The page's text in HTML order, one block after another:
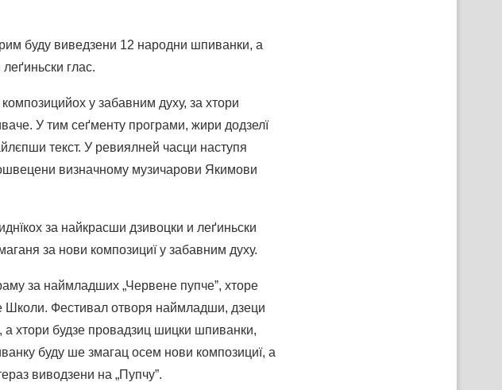
буду виведзени 12 народни шпиванки, а
глас.
у забавним духу, за хтори
У тим сеґменту програми, жири додзелї
текст. У ревиялней часци наступя
визначному музичарови Якимови
за найкрасши дзивоцки и леґиньски
за нови композициї у забавним духу.
за наймладших „Червене пупчеˮ, хторе
Школи. Фестивал отворя наймладши, дзеци
а хтори будзе провадзиц шицки шпиванки,
буду ше змагац осем нови композициї, а
виводзени на „Пупчу”.